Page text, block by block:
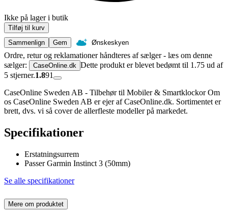
Ikke på lager i butik
Tilføj til kurv
Sammenlign
Gem Ønskeskyen
Ordre, retur og reklamationer håndteres af sælger - læs om denne
sælger:
CaseOnline.dk Dette produkt er blevet bedømt til 1.75 ud af
5 stjerner.1.891
CaseOnline Sweden AB - Tilbehør til Mobiler & Smartklockor Om
os CaseOnline Sweden AB er ejer af CaseOnline.dk. Sortimentet er
brett, dvs. vi så cover de allerfleste modeller på markedet.
Specifikationer
Erstatningsurrem
Passer Garmin Instinct 3 (50mm)
Se alle specifikationer
Mere om produktet